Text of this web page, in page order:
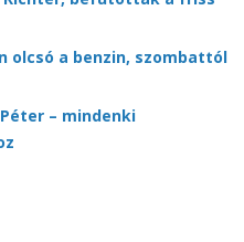
olcsó a benzin, szombattól
– mindenki